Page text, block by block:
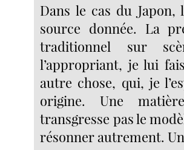
Dans le cas du Japon,
source donnée. La
traditionnel sur
l’appropriant, je lui
autre chose, qui, je
origine. Une
transgresse pas le
résonner autrement.